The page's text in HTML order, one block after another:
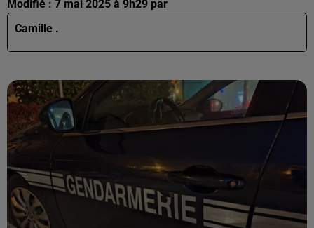
Modifié : 7 mai 2025 à 9h29 par
Camille .